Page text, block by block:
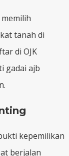
tanah di
di OJK
gadai ajb
kepemilikan
berjalan